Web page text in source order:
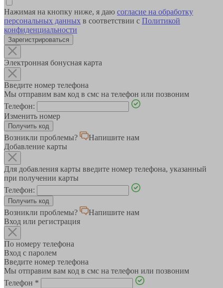
Нажимая на кнопку ниже, я даю согласие на обработку
персональных данных в соответствии с Политикой
конфиденциальности
Зарегистрироваться
Электронная бонусная карта
Введите номер телефона
Мы отправим вам код в смс на телефон или позвоним
Телефон:
Изменить номер
Возникли проблемы?
Напишите нам
Добавление карты
Для добавления карты введите номер телефона, указанный
при получении карты
Телефон:
Возникли проблемы?
Напишите нам
Вход или регистрация
По номеру телефона
Вход с паролем
Введите номер телефона
Мы отправим вам код в смс на телефон или позвоним
Телефон *